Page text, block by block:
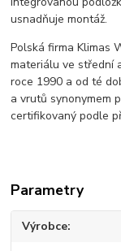
usnadňuje montáž.
Polská firma Klimas
materiálu ve střední
roce 1990 a od té
a vrutů synonymem
certifikovaný podle
Parametry
Výrobce